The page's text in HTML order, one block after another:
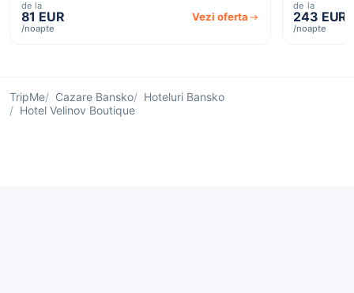
de la
81 EUR
/noapte
Vezi oferta
de la
243 EUR
/noapte
TripMe Cazare Bansko
Hoteluri Bansko
Hotel Velinov Boutique